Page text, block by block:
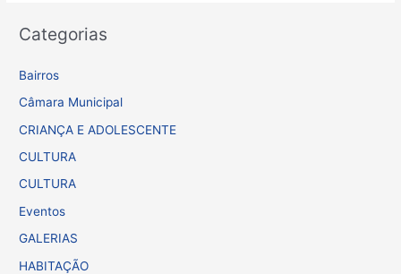
Categorias
Bairros
Câmara Municipal
CRIANÇA E ADOLESCENTE
CULTURA
CULTURA
Eventos
GALERIAS
HABITAÇÃO